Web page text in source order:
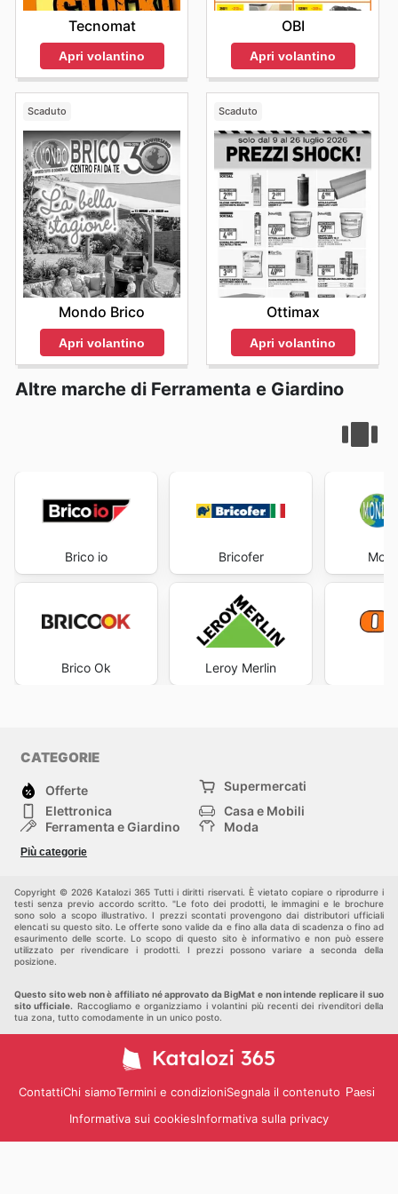
Tecnomat
Apri volantino
OBI
Apri volantino
Scaduto
Mondo Brico
Apri volantino
Scaduto
Ottimax
Apri volantino
Altre marche di Ferramenta e Giardino
Brico io
Brico Ok
Bricofer
Leroy Merlin
CATEGORIE
Offerte
Supermercati
Elettronica
Casa e Mobili
Ferramenta e Giardino
Moda
Bambini e Neonati
Più categorie
Copyright © 2026 Katalozi 365 Tutti i diritti riservati. È vietato copiare o riprodurre i
testi senza previo accordo scritto. "Le foto dei prodotti, le immagini e le brochure
sono solo a scopo illustrativo. I prezzi scontati provengono dai distributori ufficiali
elencati su questo sito. Le offerte sono valide da e fino alla data di scadenza o fino ad
esaurimento delle scorte. Lo scopo di questo sito è informativo e non può essere
utilizzato per rivendicare i prodotti. I prezzi possono variare a seconda della
posizione.
Questo sito web non è affiliato né approvato da BigMat e non intende replicare il suo
sito ufficiale. Raccogliamo e organizziamo i volantini più recenti dei rivenditori della
tua zona, tutto comodamente in un unico posto.
ContattiChi siamoTermini e condizioniSegnala il contenuto Paesi
Informativa sui cookiesInformativa sulla privacy